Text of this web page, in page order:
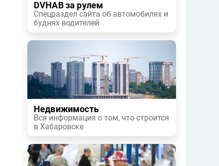
DVHAB за рулем
Спецраздел сайта об автомобилях и
буднях водителей
Недвижимость
Вся информация о том, что строится
в Хабаровске